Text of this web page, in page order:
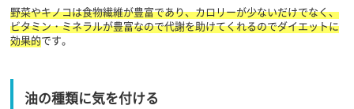
野菜やキノコは食物繊維が豊富であり、カロリーが少ないだけでなく、
ビタミン・ミネラルが豊富なので代謝を助けてくれるのでダイエットに
効果的です。
油の種類に気を付ける